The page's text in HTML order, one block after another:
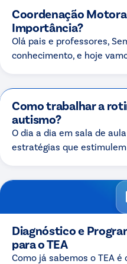
Coordenação Motora
Importância?
Olá pais e professores,
conhecimento, e hoje
Como trabalhar a
autismo?
O dia a dia em sala de
estratégias que
Diagnóstico e
para o TEA
Como já sabemos o TEA